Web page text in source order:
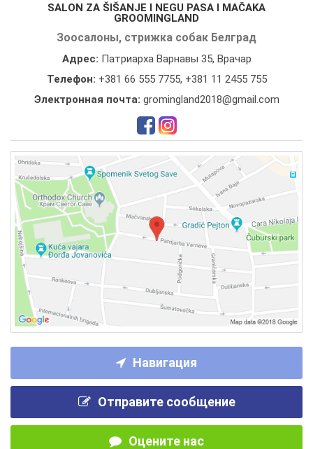
SALON ZA ŠIŠANJE I NEGU PASA I MAČAKA
GROOMINGLAND
Зоосалоны, стрижка собак Белград
Адрес: Патриарха Варнавы 35, Врачар
Телефон: +381 66 555 7755, +381 11 2455 755
Электронная почта: gromingland2018@gmail.com
Навигация
Отправите сообщение
Оцените нас